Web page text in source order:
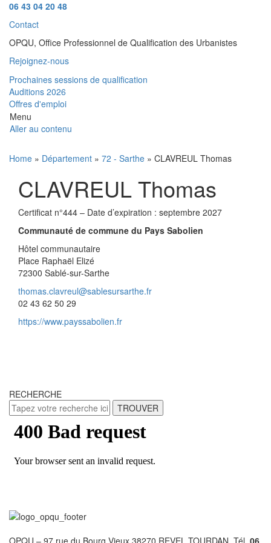
06 43 04 20 48
Contact
OPQU, Office Professionnel de Qualification des Urbanistes
Rejoignez-nous
Prochaines sessions de qualification
Auditions 2026
Offres d'emploi
Menu
Aller au contenu
Home » Département » 72 - Sarthe » CLAVREUL Thomas
CLAVREUL Thomas
Certificat n°444 – Date d’expiration : septembre 2027
Communauté de commune du Pays Sabolien
Hôtel communautaire
Place Raphaël Elizé
72300 Sablé-sur-Sarthe
thomas.clavreul@sablesursarthe.fr
02 43 62 50 29
https://www.payssabolien.fr
RECHERCHE
TROUVER